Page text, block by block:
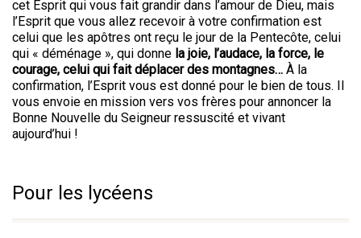
cet Esprit qui vous fait grandir dans l’amour de Dieu, mais
l’Esprit que vous allez recevoir à votre confirmation est
celui que les apôtres ont reçu le jour de la Pentecôte, celui
qui « déménage », qui donne la joie, l’audace, la force, le
courage, celui qui fait déplacer des montagnes… À la
confirmation, l’Esprit vous est donné pour le bien de tous. Il
vous envoie en mission vers vos frères pour annoncer la
Bonne Nouvelle du Seigneur ressuscité et vivant
aujourd’hui !
Pour les lycéens